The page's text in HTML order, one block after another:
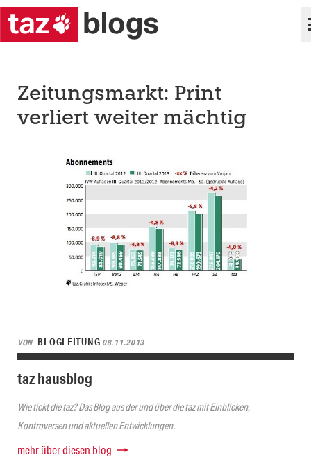
Zeitungsmarkt: Print
verliert weiter mächtig
VON BLOGLEITUNG 08.11.2013
taz hausblog
Wie tickt die taz? Das Blog aus der und über die taz mit Einblicken,
Kontroversen und aktuellen Entwicklungen.
mehr über diesen blog